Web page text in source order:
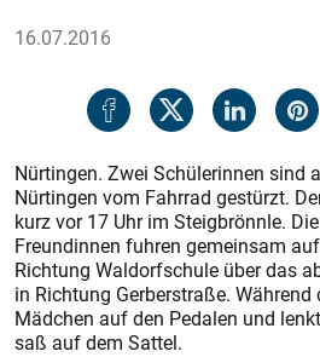
16.07.2016
Nürtingen. Zwei Schülerinnen sind
Nürtingen vom Fahrrad gestürzt.
kurz vor 17 Uhr im Steigbrönnle.
Freundinnen fuhren gemeinsam
Richtung Waldorfschule über das
in Richtung Gerberstraße.
Mädchen auf den Pedalen und
saß auf dem Sattel.